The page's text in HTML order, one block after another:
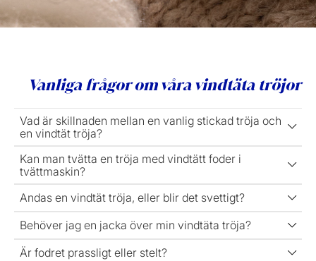
Vanliga frågor om våra vindtäta tröjor
Vad är skillnaden mellan en vanlig stickad tröja och
en vindtät tröja?
Kan man tvätta en tröja med vindtätt foder i
tvättmaskin?
Andas en vindtät tröja, eller blir det svettigt?
Behöver jag en jacka över min vindtäta tröja?
Är fodret prassligt eller stelt?